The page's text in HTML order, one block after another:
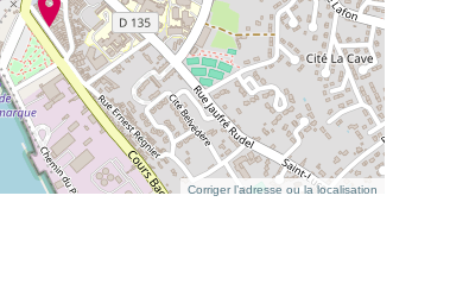
Corriger l’adresse ou la localisation